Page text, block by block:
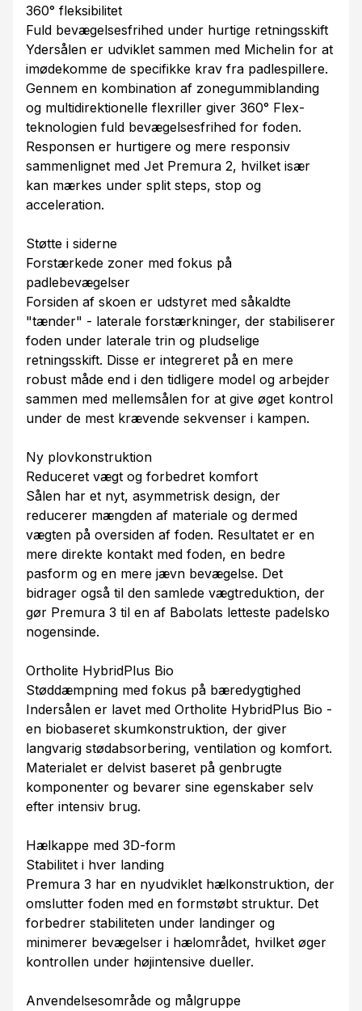
360° fleksibilitet
Fuld bevægelsesfrihed under hurtige retningsskift
Ydersålen er udviklet sammen med Michelin for at
imødekomme de specifikke krav fra padlespillere.
Gennem en kombination af zonegummiblanding
og multidirektionelle flexriller giver 360° Flex-
teknologien fuld bevægelsesfrihed for foden.
Responsen er hurtigere og mere responsiv
sammenlignet med Jet Premura 2, hvilket især
kan mærkes under split steps, stop og
acceleration.
Støtte i siderne
Forstærkede zoner med fokus på
padlebevægelser
Forsiden af skoen er udstyret med såkaldte
"tænder" - laterale forstærkninger, der stabiliserer
foden under laterale trin og pludselige
retningsskift. Disse er integreret på en mere
robust måde end i den tidligere model og arbejder
sammen med mellemsålen for at give øget kontrol
under de mest krævende sekvenser i kampen.
Ny plovkonstruktion
Reduceret vægt og forbedret komfort
Sålen har et nyt, asymmetrisk design, der
reducerer mængden af materiale og dermed
vægten på oversiden af foden. Resultatet er en
mere direkte kontakt med foden, en bedre
pasform og en mere jævn bevægelse. Det
bidrager også til den samlede vægtreduktion, der
gør Premura 3 til en af Babolats letteste padelsko
nogensinde.
Ortholite HybridPlus Bio
Støddæmpning med fokus på bæredygtighed
Indersålen er lavet med Ortholite HybridPlus Bio -
en biobaseret skumkonstruktion, der giver
langvarig stødabsorbering, ventilation og komfort.
Materialet er delvist baseret på genbrugte
komponenter og bevarer sine egenskaber selv
efter intensiv brug.
Hælkappe med 3D-form
Stabilitet i hver landing
Premura 3 har en nyudviklet hælkonstruktion, der
omslutter foden med en formstøbt struktur. Det
forbedrer stabiliteten under landinger og
minimerer bevægelser i hælområdet, hvilket øger
kontrollen under højintensive dueller.
Anvendelsesområde og målgruppe